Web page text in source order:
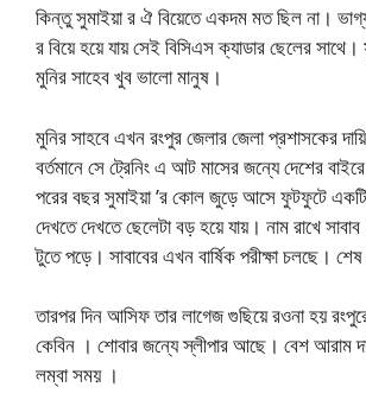
কিন্তু সুমাইয়া র ঐ বিয়েতে একদম মত ছিল না। ভাগ্য
র বিয়ে হয়ে যায় সেই বিসিএস ক্যাডার ছেলের সাথে।
মুনির সাহেব খুব ভালো মানুষ।
মুনির সাহবে এখন রংপুর জেলার জেলা প্রশাসকের
বর্তমানে সে ট্রেনিং এ আট মাসের জন্যে দেশের
পরের বছর সুমাইয়া ’র কোল জুড়ে আসে ফুটফুটে
দেখতে দেখতে ছেলেটা বড় হয়ে যায়। নাম রাখে
টুতে পড়ে। সাবাবের এখন বার্ষিক পরীক্ষা চলছে।
তারপর দিন আসিফ তার লাগেজ গুছিয়ে রওনা হয়
কেবিন । শোবার জন্যে স্লীপার আছে। বেশ আরাম
লম্বা সময় ।